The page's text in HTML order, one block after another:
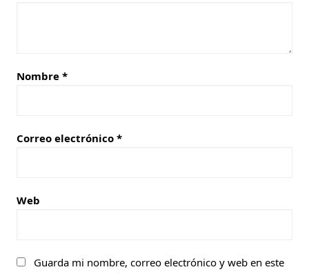
Nombre *
Correo electrónico *
Web
Guarda mi nombre, correo electrónico y web en este